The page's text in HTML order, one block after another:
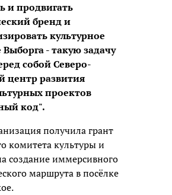
и продвигать
бренд и
культурное
Выборга - такую задачу
собой Северо-
центр развития
проектов
код".
получила грант
комитета культуры и
создание иммерсивного
маршрута в посёлке